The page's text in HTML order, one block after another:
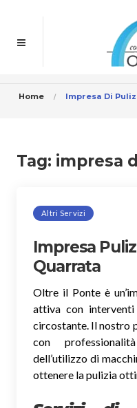
Home Impresa Di
Tag: impresa
Altri Servizi
Impresa
Quarrata
Oltre il Ponte è
attiva con
circostante. Il nostro
con
dell’utilizzo di
ottenere la pulizia